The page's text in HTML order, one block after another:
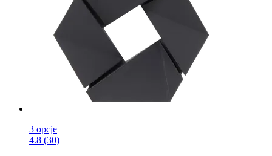
3 opcje
4.8 (30)